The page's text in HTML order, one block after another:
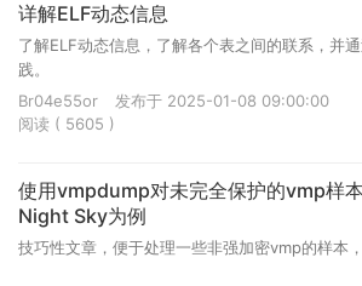
详解ELF动态信息
了解ELF动态信息，了解各个表之间的联系，并
践。
Br04e55or
发布于 2025-01-08 09:00:00
阅读 ( 5605 )
使用vmpdump对未完全保护的vmp样
Night Sky为例
技巧性文章，便于处理一些非强加密vmp的样本